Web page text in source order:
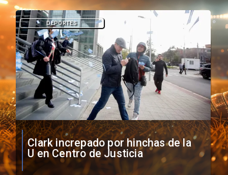
Vozinha firma contrato con Colo
Colo como nuevo arquero
DEPORTES